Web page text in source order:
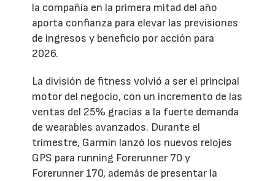
la compañía en la primera mitad del año
aporta confianza para elevar las previsiones
de ingresos y beneficio por acción para
2026.
La división de fitness volvió a ser el principal
motor del negocio, con un incremento de las
ventas del 25% gracias a la fuerte demanda
de wearables avanzados. Durante el
trimestre, Garmin lanzó los nuevos relojes
GPS para running Forerunner 70 y
Forerunner 170, además de presentar la